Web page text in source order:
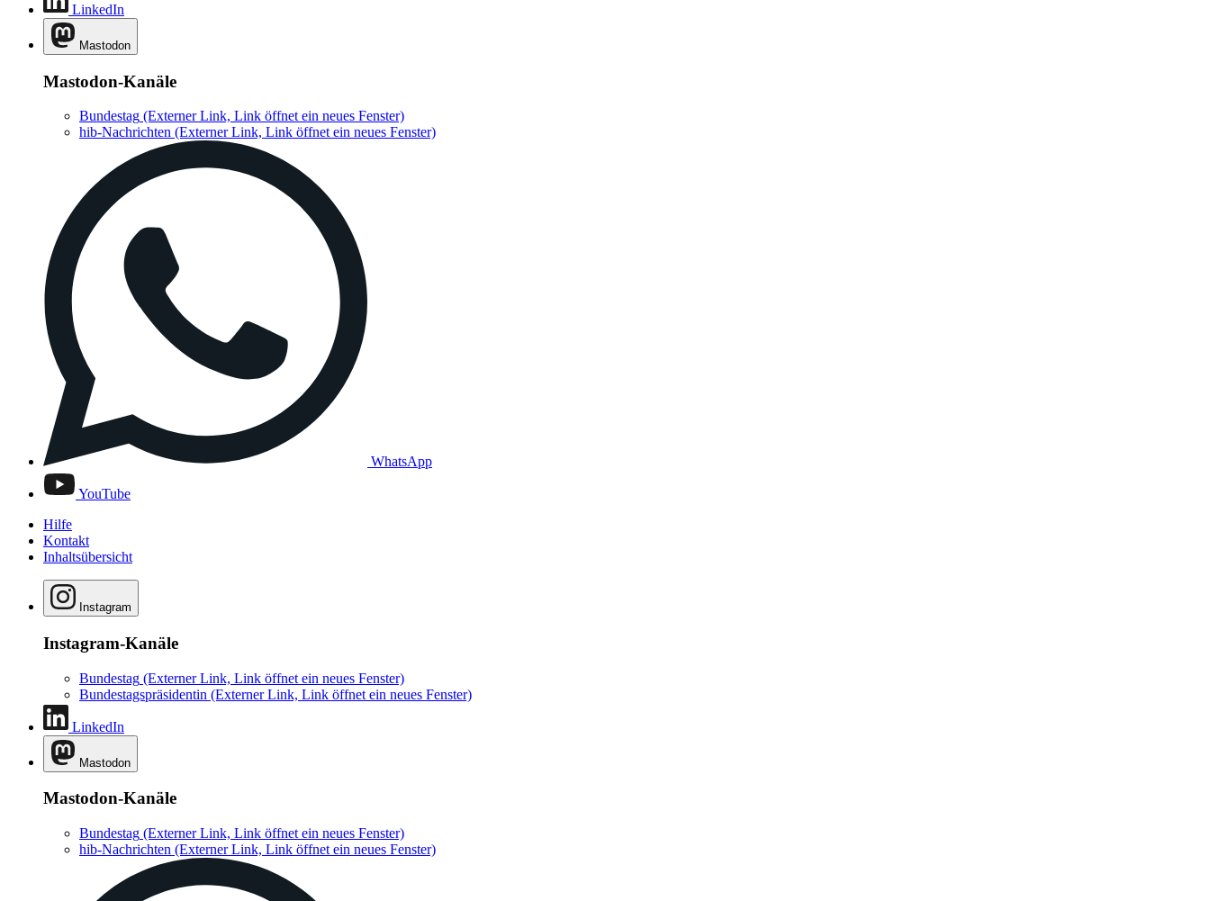
LinkedIn
Mastodon
Mastodon-Kanäle
Bundestag (Externer Link, Link öffnet ein neues Fenster)
hib-Nachrichten (Externer Link, Link öffnet ein neues Fenster)
WhatsApp
YouTube
Hilfe
Kontakt
Inhaltsübersicht
Instagram
Instagram-Kanäle
Bundestag (Externer Link, Link öffnet ein neues Fenster)
Bundestagspräsidentin (Externer Link, Link öffnet ein neues Fenster)
LinkedIn
Mastodon
Mastodon-Kanäle
Bundestag (Externer Link, Link öffnet ein neues Fenster)
hib-Nachrichten (Externer Link, Link öffnet ein neues Fenster)